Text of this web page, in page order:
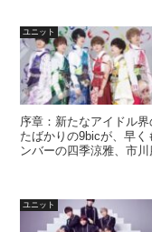
ユニット
序章：新たなアイドル
たばかりの9bicが、早
ンバーの四季涼雅、市
ユニット